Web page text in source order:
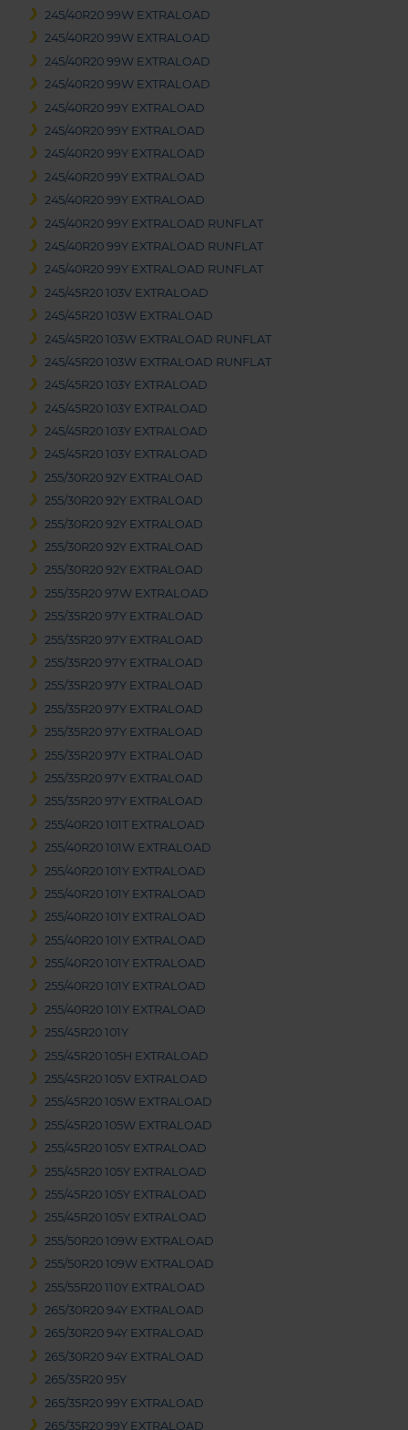
245/40R20 99W EXTRALOAD
245/40R20 99W EXTRALOAD
245/40R20 99W EXTRALOAD
245/40R20 99W EXTRALOAD
245/40R20 99Y EXTRALOAD
245/40R20 99Y EXTRALOAD
245/40R20 99Y EXTRALOAD
245/40R20 99Y EXTRALOAD
245/40R20 99Y EXTRALOAD
245/40R20 99Y EXTRALOAD RUNFLAT
245/40R20 99Y EXTRALOAD RUNFLAT
245/40R20 99Y EXTRALOAD RUNFLAT
245/45R20 103V EXTRALOAD
245/45R20 103W EXTRALOAD
245/45R20 103W EXTRALOAD RUNFLAT
245/45R20 103W EXTRALOAD RUNFLAT
245/45R20 103Y EXTRALOAD
245/45R20 103Y EXTRALOAD
245/45R20 103Y EXTRALOAD
245/45R20 103Y EXTRALOAD
255/30R20 92Y EXTRALOAD
255/30R20 92Y EXTRALOAD
255/30R20 92Y EXTRALOAD
255/30R20 92Y EXTRALOAD
255/30R20 92Y EXTRALOAD
255/35R20 97W EXTRALOAD
255/35R20 97Y EXTRALOAD
255/35R20 97Y EXTRALOAD
255/35R20 97Y EXTRALOAD
255/35R20 97Y EXTRALOAD
255/35R20 97Y EXTRALOAD
255/35R20 97Y EXTRALOAD
255/35R20 97Y EXTRALOAD
255/35R20 97Y EXTRALOAD
255/35R20 97Y EXTRALOAD
255/40R20 101T EXTRALOAD
255/40R20 101W EXTRALOAD
255/40R20 101Y EXTRALOAD
255/40R20 101Y EXTRALOAD
255/40R20 101Y EXTRALOAD
255/40R20 101Y EXTRALOAD
255/40R20 101Y EXTRALOAD
255/40R20 101Y EXTRALOAD
255/40R20 101Y EXTRALOAD
255/45R20 101Y
255/45R20 105H EXTRALOAD
255/45R20 105V EXTRALOAD
255/45R20 105W EXTRALOAD
255/45R20 105W EXTRALOAD
255/45R20 105Y EXTRALOAD
255/45R20 105Y EXTRALOAD
255/45R20 105Y EXTRALOAD
255/45R20 105Y EXTRALOAD
255/50R20 109W EXTRALOAD
255/50R20 109W EXTRALOAD
255/55R20 110Y EXTRALOAD
265/30R20 94Y EXTRALOAD
265/30R20 94Y EXTRALOAD
265/30R20 94Y EXTRALOAD
265/35R20 95Y
265/35R20 99Y EXTRALOAD
265/35R20 99Y EXTRALOAD